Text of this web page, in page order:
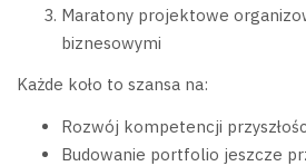
Maratony projektowe
biznesowymi
Każde koło to szansa na:
Rozwój kompetencji
Budowanie portfolio jeszcze